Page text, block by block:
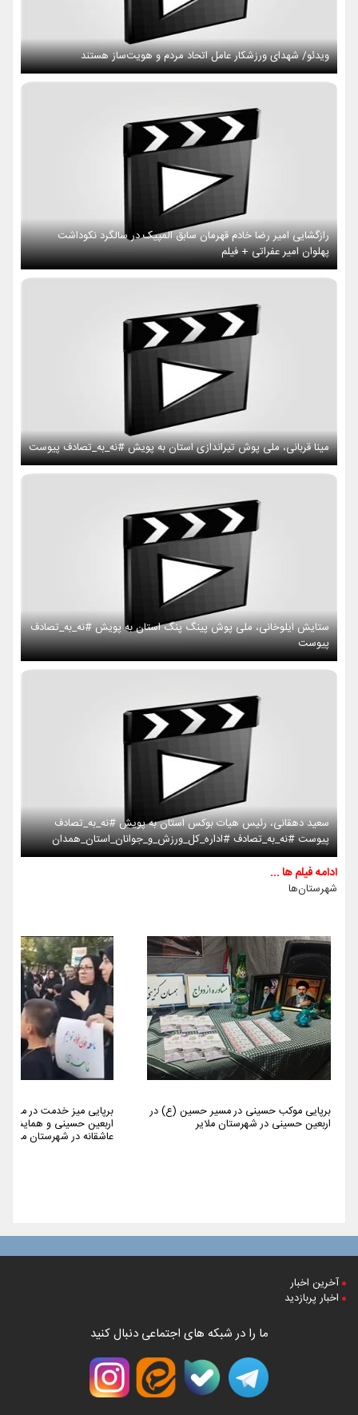
ویدئو/ شهدای ورزشکار عامل اتحاد مردم و هویت‌ساز هستند
رازگشایی امیر رضا خادم قهرمان سابق المپیک در سالگرد نکوداشت
پهلوان امیر عفراتی + فیلم
مینا قربانی، ملی پوش تیراندازی استان به پویش #نه_به_تصادف پیوست
ستایش ایلوخانی، ملی پوش پینگ پنگ استان به پویش #نه_به_تصادف
پیوست
سعید دهقانی، رئیس هیات بوکس استان به پویش #نه_به_تصادف
پیوست #نه_به_تصادف #اداره_کل_ورزش_و_جوانان_استان_همدان
ادامه فیلم ها ...
شهرستان‌ها
برپایی موکب حسینی در مسیر حسین (ع) در
اربعین حسینی در شهرستان ملایر
برپایی میز خدمت در مراسم
اربعین حسینی و همایش
عاشقانه در شهرستان ملایر
آخرین اخبار
اخبار پربازدید
ما را در شبکه های اجتماعی دنبال کنید